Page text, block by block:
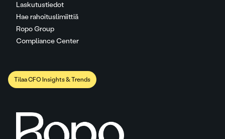
Laskutustiedot
Hae rahoituslimiittiä
Ropo Group
Compliance Center
Tilaa CFO Insights & Trends